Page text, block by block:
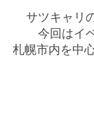
サツキャリ
今回はイ
札幌市内を中